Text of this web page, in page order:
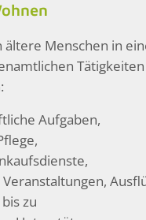
ältere Menschen in
Aufgaben,
zu